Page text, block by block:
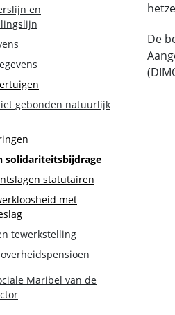
en
gebonden natuurlijk
solidariteitsbijdrage
statutairen
met
tewerkstelling
Maribel van de
De